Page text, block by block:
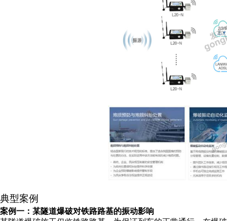
典型案例
案例一：某隧道爆破对铁路路基的振动影响